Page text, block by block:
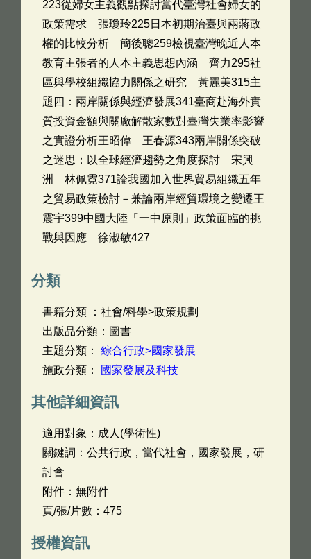
223從婦女主義觀點探討當代臺灣社會婦女的
政策需求 張瓊玲225日本初期治臺與兩蔣政
權的比較分析 簡後聰259檢視臺灣晚近人本
教育主張者的人本主義思想內涵 齊力295社
區與學校組織協力關係之研究 黃麗美315主
題四：兩岸關係與經濟發展341臺商赴海外實
質投資金額與關廠解散家數對臺灣失業率影響
之實證分析王昭偉 王春源343兩岸關係突破
之迷思：以全球經濟趨勢之角度探討 宋興
洲 林佩霓371論我國加入世界貿易組織五年
之貿易政策檢討－兼論兩岸經貿環境之變遷王
震宇399中國大陸「一中原則」政策面臨的挑
戰與因應 徐淑敏427
分類
書籍分類 ：社會/科學>政策規劃
出版品分類：圖書
主題分類： 綜合行政>國家發展
施政分類：
國家發展及科技
其他詳細資訊
適用對象：成人(學術性)
關鍵詞：公共行政，當代社會，國家發展，研
討會
附件：無附件
頁/張/片數：475
授權資訊